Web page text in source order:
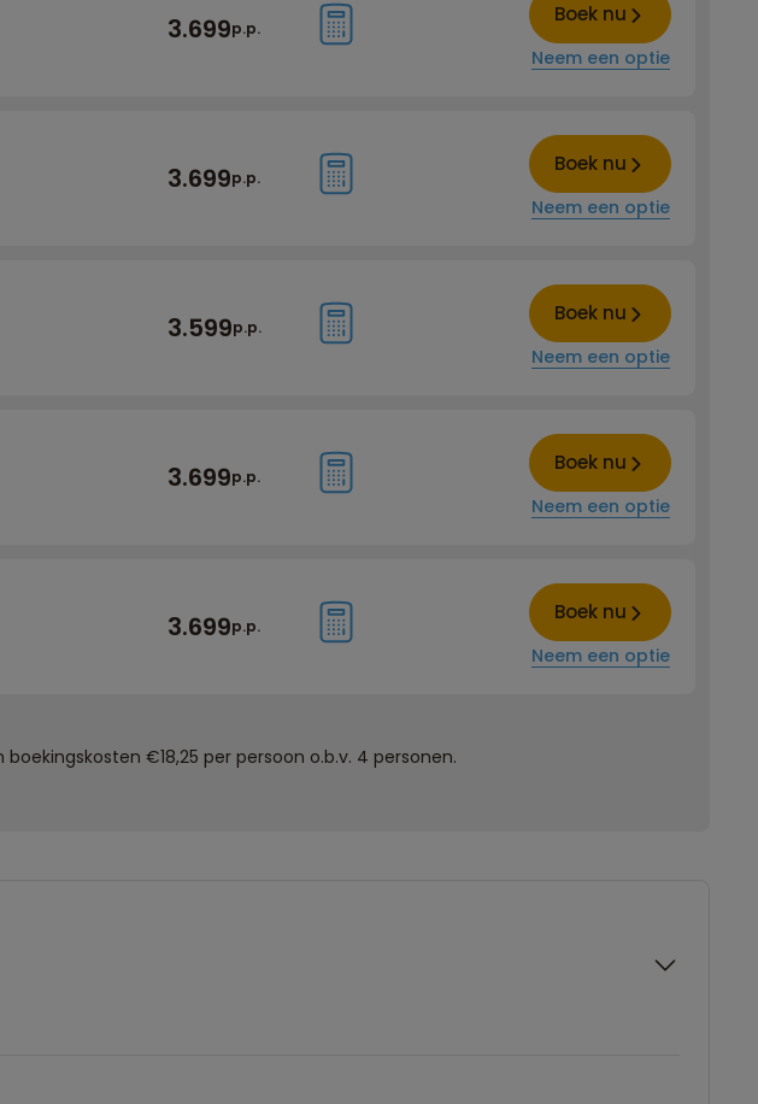
3.699p.p.
Boek nu
Neem een optie
3.699p.p.
Boek nu
Neem een optie
3.599p.p.
Boek nu
Neem een optie
3.699p.p.
Boek nu
Neem een optie
3.699p.p.
Boek nu
Neem een optie
€18,25 per persoon o.b.v. 4 personen.